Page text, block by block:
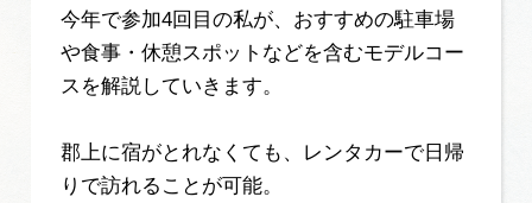
岐阜県観光データベース
今年で参加4回目の私が、おすすめの駐車場
や食事・休憩スポットなどを含むモデルコー
スを解説していきます。
郡上に宿がとれなくても、レンタカーで日帰
りで訪れることが可能。